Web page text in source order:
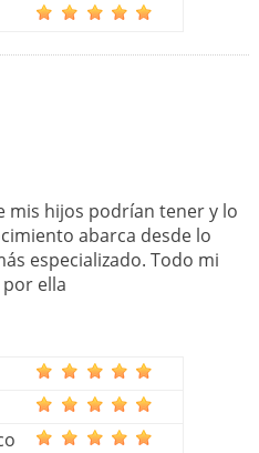
mis hijos podrían tener y lo
abarca desde lo
especializado. Todo mi
ella